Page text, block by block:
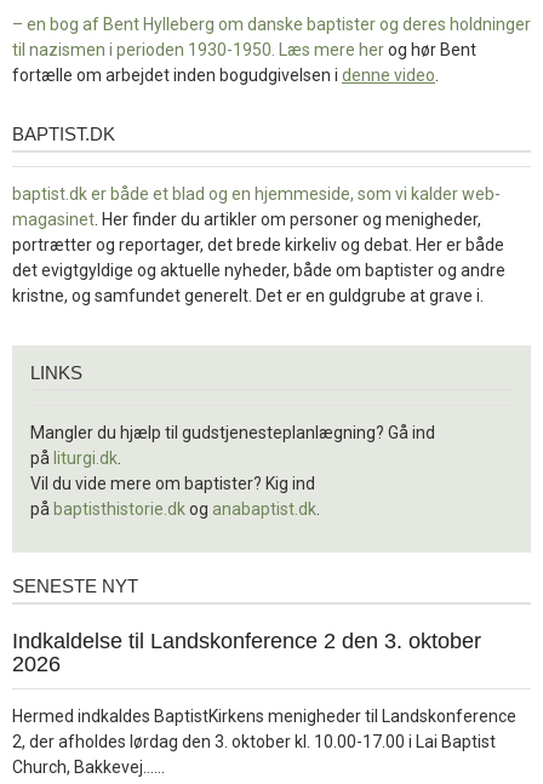
– en bog af Bent Hylleberg om danske baptister og deres holdninger
til nazismen i perioden 1930-1950. Læs mere herog hør Bent
fortælle om arbejdet inden bogudgivelsen i denne video
baptist.dk
BAPTIST.DK
baptist.dk er både et blad og en hjemmeside, som vi kalder web-
magasinet . Her finder du artikler om personer og menigheder,
portrætter og reportager, det brede kirkeliv og debat. Her er både
det evigtgyldige og aktuelle nyheder, både om baptister og andre
kristne, og samfundet generelt. Det er en guldgrube at grave i.
LINKS
Mangler du hjælp til gudstjenesteplanlægning? Gå ind
på liturgi.dk
Vil du vide mere om baptister? Kig ind
på baptisthistorie.dkog anabaptist.dk
Seneste
SENESTE NYT
1.
jul.
Indkaldelse til Landskonference 2 den 3. oktober
2026
Hermed indkaldes BaptistKirkens menigheder til Landskonference
2, der afholdes lørdag den 3. oktober kl. 10.00-17.00 i Lai Baptist
Church, Bakkevej……